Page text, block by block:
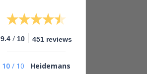
je belooft.
9.4 / 10 451 reviews
10 / 10
Heidemans